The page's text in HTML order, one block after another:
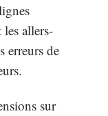
allers-
erreurs de
sur